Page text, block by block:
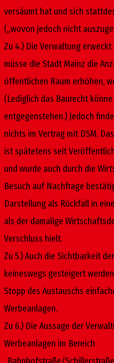
versäumt hat und sich
(„wovon jedoch nicht
Zu 4.) Die Verwaltung
müsse die Stadt Mainz die
öffentlichen Raum erhöhen,
(Lediglich das Baurecht
entgegenstehen.) Jedoch
nichts im Vertrag mit DSM.
ist spätetens seit
und wurde auch durch die
Besuch auf Nachfrage
Darstellung als Rückfall in
als der damalige
Verschluss hielt.
Zu 5.) Auch die Sichtbarkeit
keineswegs gesteigert
Stopp des Austauschs
Werbeanlagen.
Zu 6.) Die Aussage der
Werbeanlagen im Bereich